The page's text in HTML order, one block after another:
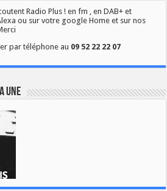
Radio Plus ! en fm , en DAB+ et
ou sur votre google Home et sur nos
par téléphone au 09 52 22 22 07
une